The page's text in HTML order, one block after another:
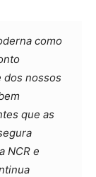
como
dos nossos
que as
NCR e